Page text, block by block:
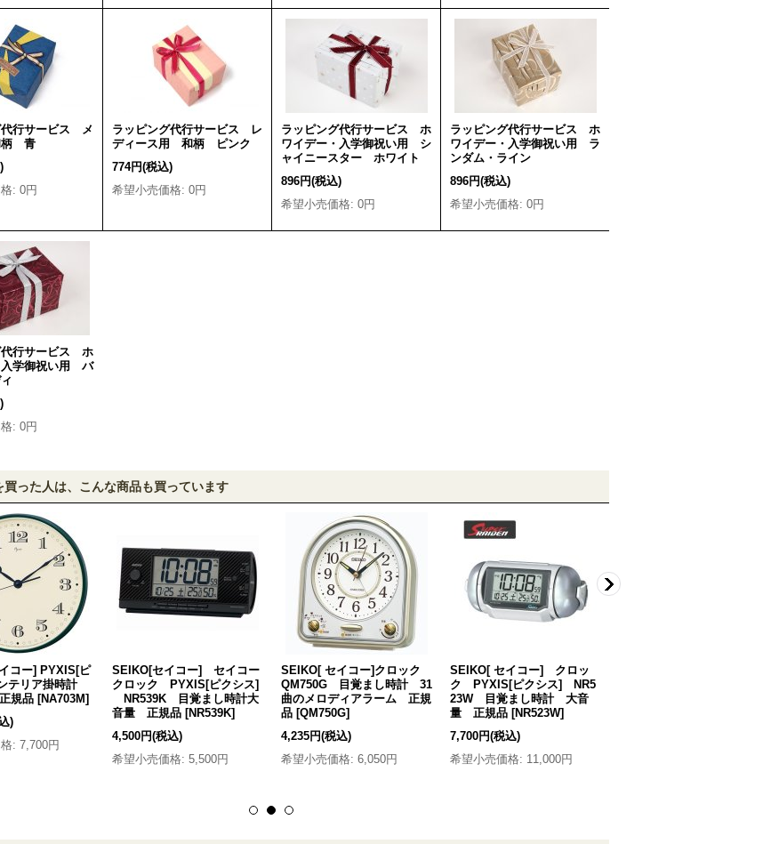
代行サービス メ
柄 青
: 0円
ラッピング代行サービス レ
ディース用 和柄 ピンク
774円(税込)
希望小売価格: 0円
ラッピング代行サービス ホ
ワイデー・入学御祝い用 シ
ャイニースター ホワイト
896円(税込)
希望小売価格: 0円
ラッピング代行サービス ホ
ワイデー・入学御祝い用 ラ
ンダム・ライン
896円(税込)
希望小売価格: 0円
代行サービス ホ
入学御祝い用 バ
: 0円
買った人は、こんな商品も買っています
コー] PYXIS[ピ
テリア掛時計
規品 [NA703M]
)
: 7,700円
SEIKO[セイコー] セイコー
クロック PYXIS[ピクシス]
NR539K 目覚まし時計大
音量 正規品 [NR539K]
4,500円(税込)
希望小売価格: 5,500円
SEIKO[ セイコー]クロック
QM750G 目覚まし時計 31
曲のメロディアラーム 正規
品 [QM750G]
4,235円(税込)
希望小売価格: 6,050円
SEIKO[ セイコー] クロッ
ク PYXIS[ピクシス] NR5
23W 目覚まし時計 大音
量 正規品 [NR523W]
7,700円(税込)
希望小売価格: 11,000円